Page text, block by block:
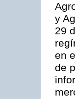
y
29
en
de